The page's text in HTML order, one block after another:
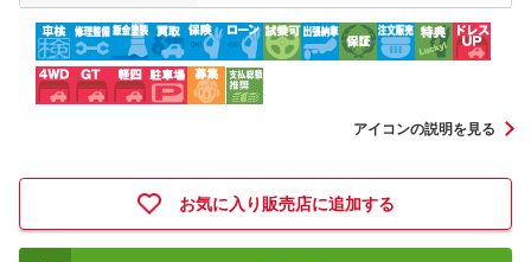
アイコンの説明を見る
お気に入り販売店に追加する